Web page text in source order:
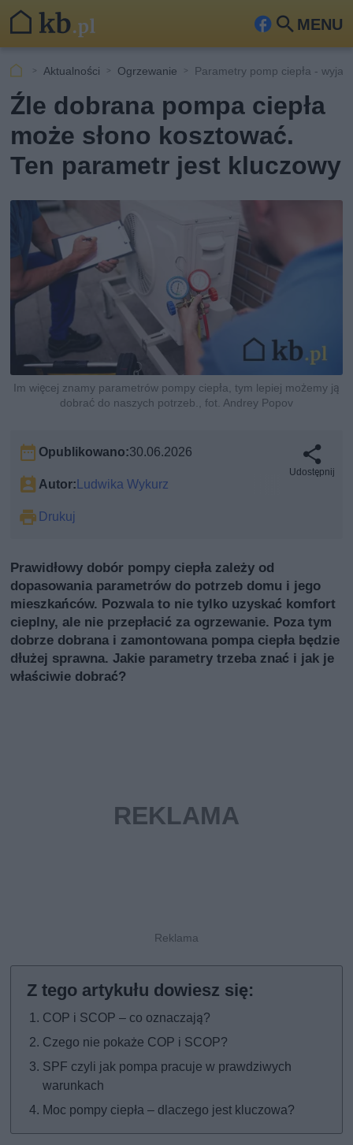
MENU
Fa
ook
Szu
kaj
Aktualności Ogrzewanie Parametry pomp ciepła -
Źle dobrana pompa ciepła
może słono kosztować.
Ten parametr jest kluczowy
Im więcej znamy parametrów pompy ciepła, tym lepiej możemy ją
dobrać do naszych potrzeb., fot. Andrey Popov
Opublikowano:30.06.2026
Autor: Ludwika Wykurz
Drukuj
Udostępnij
Prawidłowy dobór pompy ciepła zależy od
dopasowania parametrów do potrzeb domu i jego
mieszkańców. Pozwala to nie tylko uzyskać komfort
cieplny, ale nie przepłacić za ogrzewanie. Poza tym
dobrze dobrana i zamontowana pompa ciepła będzie
dłużej sprawna. Jakie parametry trzeba znać i jak je
właściwie dobrać?
COP i SCOP – co oznaczają?
Czego nie pokaże COP i SCOP?
SPF czyli jak pompa pracuje w prawdziwych
warunkach
Moc pompy ciepła – dlaczego jest kluczowa?